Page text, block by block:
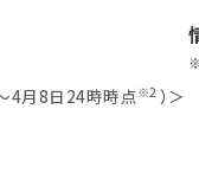
4月8日24時時点※2 ）＞